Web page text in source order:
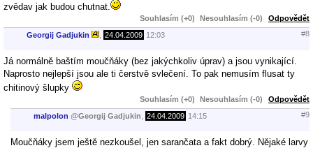
zvědav jak budou chutnat.
Souhlasím (+0) Nesouhlasím (-0) Odpovědět
Georgij Gadjukin 24.04.2009 12:03 #8
Já normálně baštím moučňáky (bez jakýchkoliv úprav) a jsou vynikající.
Naprosto nejlepší jsou ale ti čerstvě svlečení. To pak nemusím flusat ty
chitinový šlupky
Souhlasím (+0) Nesouhlasím (-0) Odpovědět
malpolon @Georgij Gadjukin 24.04.2009 14:15 #9
Moučňáky jsem ještě nezkoušel, jen sarančata a fakt dobrý. Nějaké larvy